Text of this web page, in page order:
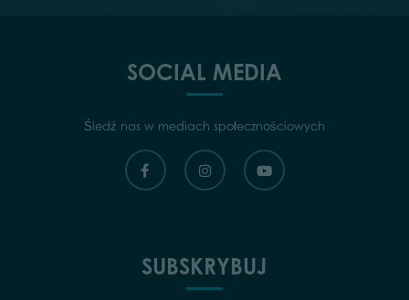
SOCIAL MEDIA
Śledź nas w mediach społecznościowych
SUBSKRYBUJ